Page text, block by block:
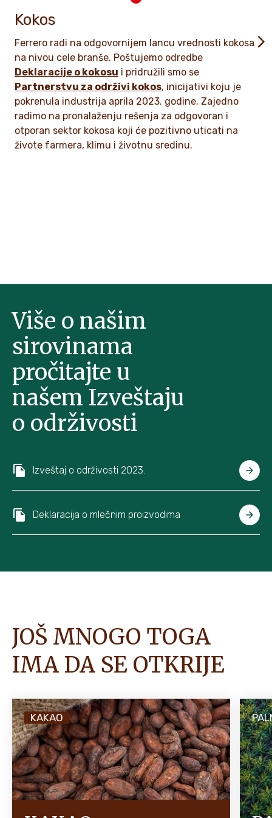
Kokos
Ferrero radi na odgovornijem lancu vrednosti kokosa
na nivou cele branše. Poštujemo odredbe
Deklaracije o kokosu i pridružili smo se
Partnerstvu za održivi kokos, inicijativi koju je
pokrenula industrija aprila 2023. godine. Zajedno
radimo na pronalaženju rešenja za odgovoran i
otporan sektor kokosa koji će pozitivno uticati na
živote farmera, klimu i životnu sredinu.
Više o našim
sirovinama
pročitajte u
našem Izveštaju
o održivosti
Izveštaj o održivosti 2023.
Deklaracija o mlečnim proizvodima
JOŠ MNOGO TOGA
IMA DA SE OTKRIJE
KAKAO